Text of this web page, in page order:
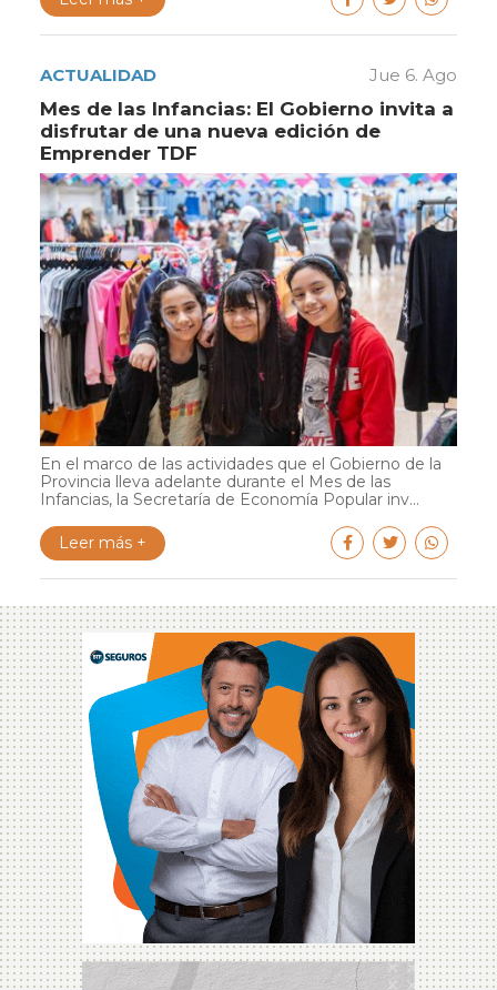
ACTUALIDAD Jue 6. Ago
Mes de las Infancias: El Gobierno invita a
disfrutar de una nueva edición de
Emprender TDF
En el marco de las actividades que el Gobierno de la
Provincia lleva adelante durante el Mes de las
Infancias, la Secretaría de Economía Popular inv...
Leer más +